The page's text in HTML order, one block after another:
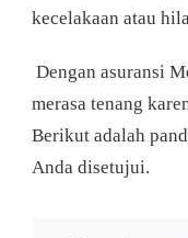
kecelakaan atau
Dengan asuransi
merasa tenang
Berikut adalah
Anda disetujui.